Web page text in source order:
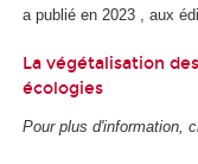
a publié en 2023 , aux
La végétalisation
écologies
Pour plus d'information,